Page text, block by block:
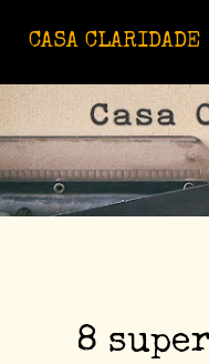
CASA CLARIDADE
8